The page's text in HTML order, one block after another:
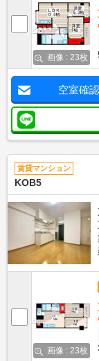
画像 : 23枚
空室確認
賃貸マンション
KOB5
画像 : 23枚